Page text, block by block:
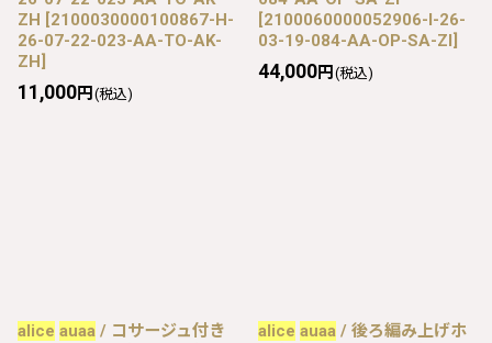
ZH [2100030000100867-H-
26-07-22-023-AA-TO-AK-
ZH]
11,000円 (税込)
[2100060000052906-I-26-
03-19-084-AA-OP-SA-ZI]
44,000円 (税込)
alice auaa / コサージュ付き
alice auaa / 後ろ編み上げホ